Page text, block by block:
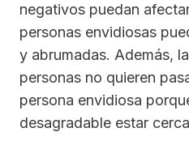
negativos puedan
personas envidiosas
y abrumadas. Además,
personas no quieren
persona envidiosa
desagradable estar